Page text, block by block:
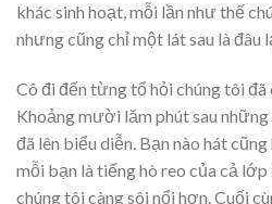
khác sinh hoạt, mỗi lần như thế
nhưng cũng chỉ một lát sau là đâu
Cô đi đến từng tổ hỏi chúng tôi
Khoảng mười lăm phút sau
đã lên biểu diễn. Bạn nào hát
mỗi bạn là tiếng hò reo của cả
chúng tôi càng sôi nổi hơn. Cuối